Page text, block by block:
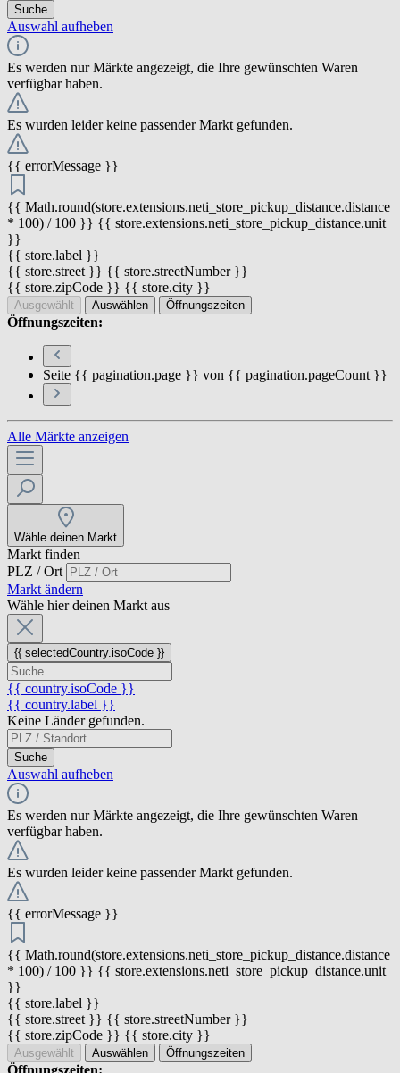
Suche
Auswahl aufheben
Es werden nur Märkte angezeigt, die Ihre gewünschten Waren
verfügbar haben.
Es wurden leider keine passender Markt gefunden.
{{ errorMessage }}
{{ Math.round(store.extensions.neti_store_pickup_distance.distance
* 100) / 100 }} {{ store.extensions.neti_store_pickup_distance.unit
}}
{{ store.label }}
{{ store.street }} {{ store.streetNumber }}
{{ store.zipCode }} {{ store.city }}
Ausgewählt Auswählen Öffnungszeiten
Öffnungszeiten:
Seite {{ pagination.page }} von {{ pagination.pageCount }}
Alle Märkte anzeigen
Wähle deinen Markt
Markt finden
PLZ / Ort
Markt ändern
Wähle hier deinen Markt aus
{{ selectedCountry.isoCode }}
{{ country.isoCode }}
{{ country.label }}
Keine Länder gefunden.
Suche
Auswahl aufheben
Es werden nur Märkte angezeigt, die Ihre gewünschten Waren
verfügbar haben.
Es wurden leider keine passender Markt gefunden.
{{ errorMessage }}
{{ Math.round(store.extensions.neti_store_pickup_distance.distance
* 100) / 100 }} {{ store.extensions.neti_store_pickup_distance.unit
}}
{{ store.label }}
{{ store.street }} {{ store.streetNumber }}
{{ store.zipCode }} {{ store.city }}
Ausgewählt Auswählen Öffnungszeiten
Öffnungszeiten: